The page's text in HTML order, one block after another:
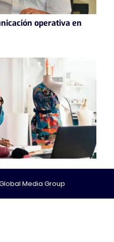
operativa en